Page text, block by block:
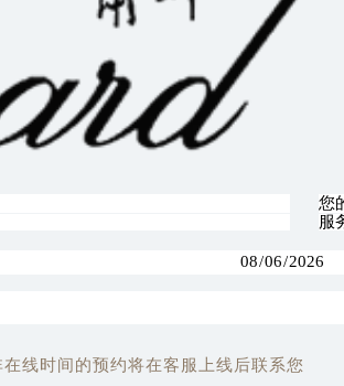
线时间的预约将在客服上线后联系您